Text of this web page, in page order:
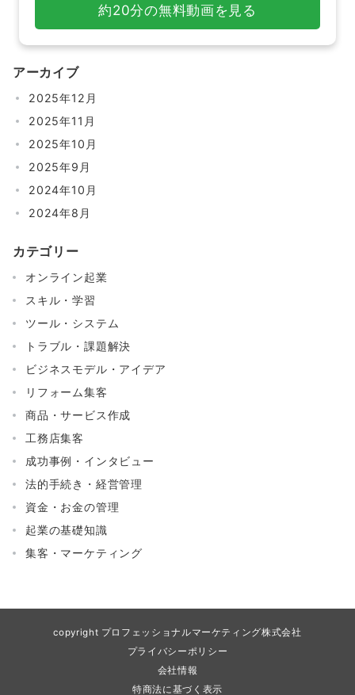
約20分の無料動画を見る
アーカイブ
2025年12月
2025年11月
2025年10月
2025年9月
2024年10月
2024年8月
カテゴリー
オンライン起業
スキル・学習
ツール・システム
トラブル・課題解決
ビジネスモデル・アイデア
リフォーム集客
商品・サービス作成
工務店集客
成功事例・インタビュー
法的手続き・経営管理
資金・お金の管理
起業の基礎知識
集客・マーケティング
copyright プロフェッショナルマーケティング株式会社
プライバシーポリシー
会社情報
特商法に基づく表示